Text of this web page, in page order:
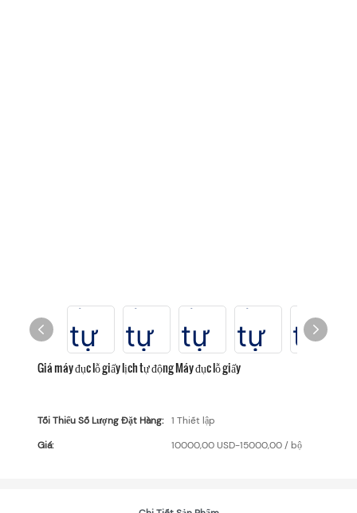
Giá máy đục lỗ giấy lịch tự động Máy đục lỗ giấy
Tối Thiểu Số Lượng Đặt Hàng:
1 Thiết lập
Giá:
10000,00 USD-15000,00 / bộ